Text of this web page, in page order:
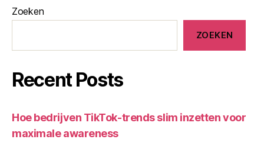
prijzen
opdrijft”
l
e
Zoeken
ZOEKEN
Recent Posts
Hoe bedrijven TikTok-trends slim inzetten voor
maximale awareness